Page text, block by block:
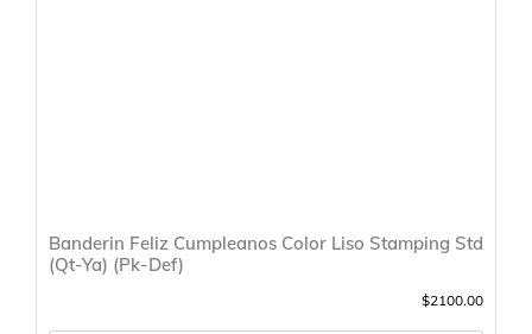
Banderin Feliz Cumpleanos Color Liso Stamping Std
(Qt-Ya) (Pk-Def)
$2100.00